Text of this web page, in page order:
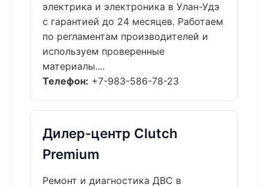
электрика и электроника в Улан-Удэ
с гарантией до 24 месяцев. Работаем
по регламентам производителей и
используем проверенные
материалы....
Телефон: +7-983-586-78-23
Дилер-центр Clutch
Premium
Ремонт и диагностика ДВС в